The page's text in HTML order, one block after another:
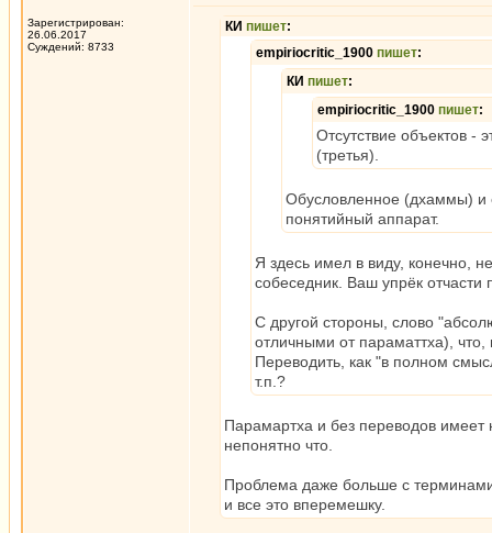
Зарегистрирован:
26.06.2017
Суждений: 8733
КИ пишет:
empiriocritic_1900 пишет:
КИ пишет:
empiriocritic_1900 пишет:
Отсутствие объектов -
(третья).
Обусловленное (дхаммы) и
понятийный аппарат.
Я здесь имел в виду, конечно,
собеседник. Ваш упрёк
С другой стороны, слово
отличными от параматтха),
Переводить, как "в полном
т.п.?
Парамартха и без переводов имеет
непонятно что.
Проблема даже больше с
и все это вперемешку.